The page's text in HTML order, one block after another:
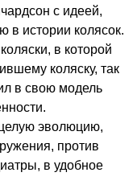
с идеей,
истории колясок.
в которой
коляску, так
в свою модель
эволюцию,
против
в удобное